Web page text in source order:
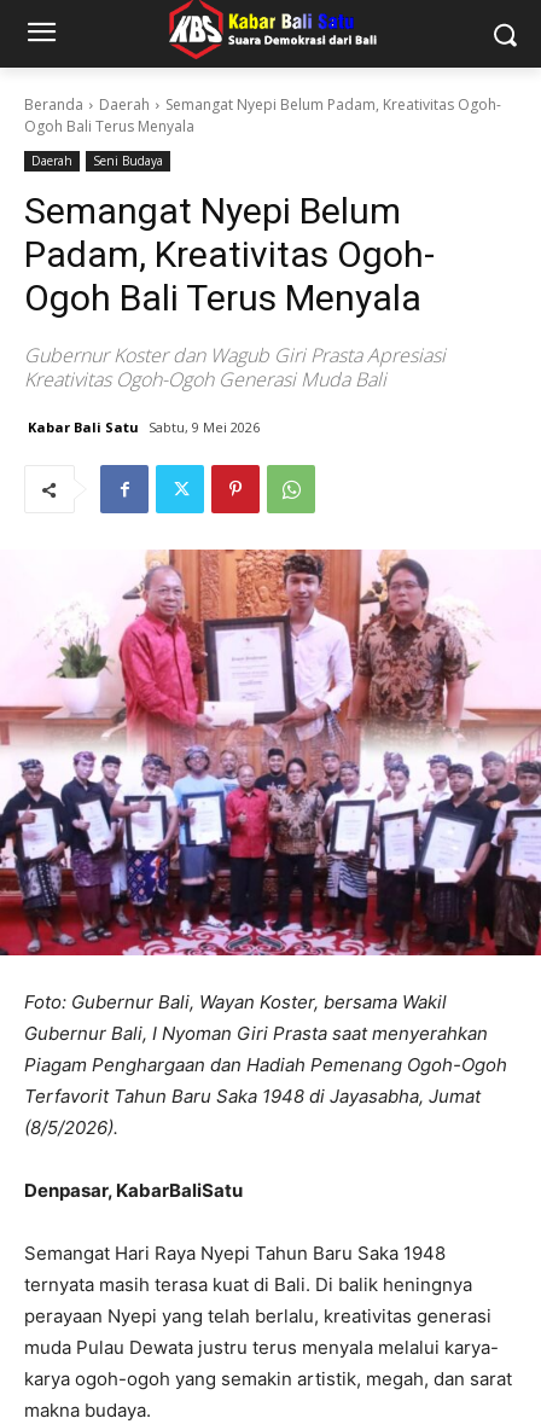
Beranda Daerah
Semangat Nyepi Belum Padam, Kreativitas Ogoh-
Ogoh Bali Terus Menyala
Daerah Seni Budaya
Semangat Nyepi Belum
Padam, Kreativitas Ogoh-
Ogoh Bali Terus Menyala
Gubernur Koster dan Wagub Giri Prasta Apresiasi
Kreativitas Ogoh-Ogoh Generasi Muda Bali
Kabar Bali Satu Sabtu, 9 Mei 2026
Foto: Gubernur Bali, Wayan Koster, bersama Wakil
Gubernur Bali, I Nyoman Giri Prasta saat menyerahkan
Piagam Penghargaan dan Hadiah Pemenang Ogoh-Ogoh
Terfavorit Tahun Baru Saka 1948 di Jayasabha, Jumat
(8/5/2026).
Denpasar, KabarBaliSatu
Semangat Hari Raya Nyepi Tahun Baru Saka 1948
ternyata masih terasa kuat di Bali. Di balik heningnya
perayaan Nyepi yang telah berlalu, kreativitas generasi
muda Pulau Dewata justru terus menyala melalui karya-
karya ogoh-ogoh yang semakin artistik, megah, dan sarat
makna budaya.